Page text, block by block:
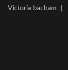
Victoria bacham